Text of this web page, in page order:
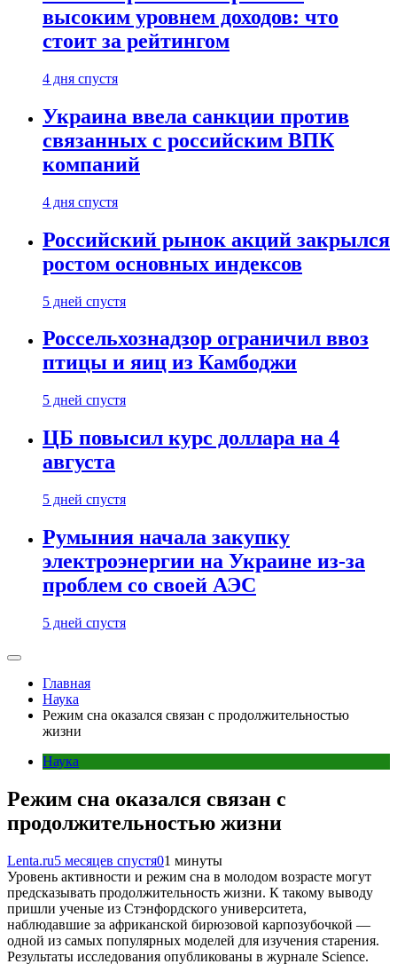
высоким уровнем доходов: что
стоит за рейтингом
4 дня спустя
Украина ввела санкции против
связанных с российским ВПК
компаний
4 дня спустя
Российский рынок акций закрылся
ростом основных индексов
5 дней спустя
Россельхознадзор ограничил ввоз
птицы и яиц из Камбоджи
5 дней спустя
ЦБ повысил курс доллара на 4
августа
5 дней спустя
Румыния начала закупку
электроэнергии на Украине из-за
проблем со своей АЭС
5 дней спустя
Главная
Наука
Режим сна оказался связан с продолжительностью
жизни
Наука
Режим сна оказался связан с
продолжительностью жизни
Lenta.ru5 месяцев спустя01 минуты
Уровень активности и режим сна в молодом возрасте могут
предсказывать продолжительность жизни. К такому выводу
пришли ученые из Стэнфордского университета,
наблюдавшие за африканской бирюзовой карпозубочкой —
одной из самых популярных моделей для изучения старения.
Результаты исследования опубликованы в журнале Science.